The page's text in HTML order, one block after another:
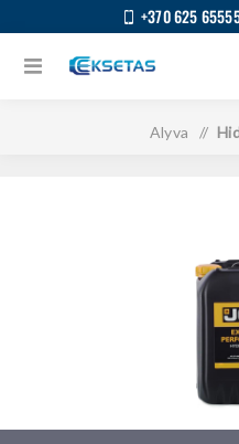
+370 625
Alyva /